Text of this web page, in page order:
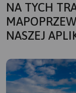
NA TYCH
NASZEJ